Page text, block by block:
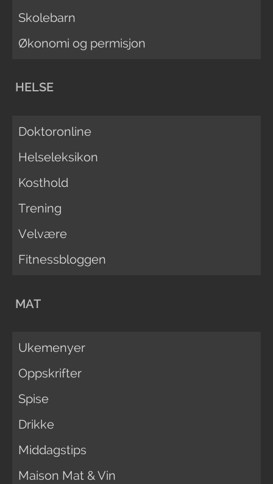
Skolebarn
Økonomi og permisjon
HELSE
Doktoronline
Helseleksikon
Kosthold
Trening
Velvære
Fitnessbloggen
MAT
Ukemenyer
Oppskrifter
Spise
Drikke
Middagstips
Maison Mat & Vin